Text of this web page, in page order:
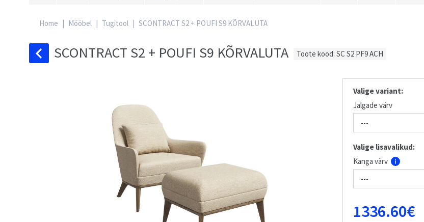
Home | Mööbel | Tugitool | SCONTRACT S2 + POUFI S9 KÕRVALUTA
SCONTRACT S2 + POUFI S9 KÕRVALUTA Toote kood: SC S2 PF9 ACH
Valige variant:
Jalgade värv
Valige lisavalikud:
Kanga värv
1336.60€